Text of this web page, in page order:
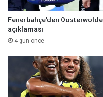
Fenerbahçe’den Oosterwolde
açıklaması
4 gün önce